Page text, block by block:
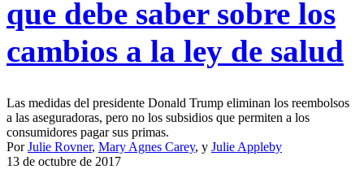
que debe saber sobre los
cambios a la ley de salud
Las medidas del presidente Donald Trump eliminan los reembolsos
a las aseguradoras, pero no los subsidios que permiten a los
consumidores pagar sus primas.
PorJulie Rovner, Mary Agnes Carey, y Julie Appleby
13 de octubre de 2017